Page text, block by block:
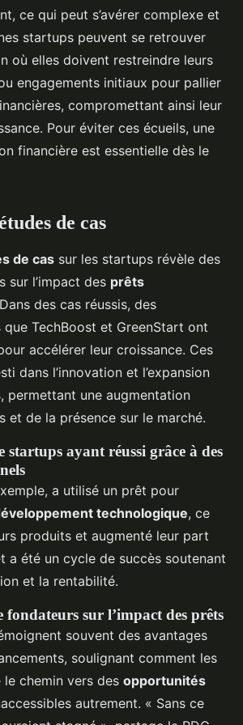
ce qui peut s’avérer complexe et
startups peuvent se retrouver
où elles doivent restreindre leurs
engagements initiaux pour pallier
compromettant ainsi leur
Pour éviter ces écueils, une
financière est essentielle dès le
de cas
de cas sur les startups révèle des
sur l’impact des prêts
des cas réussis, des
TechBoost et GreenStart ont
accélérer leur croissance. Ces
dans l’innovation et l’expansion
permettant une augmentation
et de la présence sur le marché.
startups ayant réussi grâce à des
a utilisé un prêt pour
technologique, ce
produits et augmenté leur part
a été un cycle de succès soutenant
et la rentabilité.
fondateurs sur l’impact des prêts
souvent des avantages
soulignant comment les
chemin vers des opportunités
autrement. « Sans ce